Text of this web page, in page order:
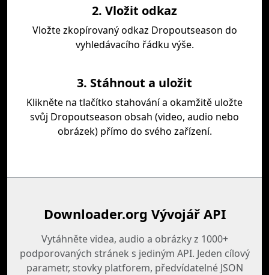
2. Vložit odkaz
Vložte zkopírovaný odkaz Dropoutseason do
vyhledávacího řádku výše.
3. Stáhnout a uložit
Klikněte na tlačítko stahování a okamžitě uložte
svůj Dropoutseason obsah (video, audio nebo
obrázek) přímo do svého zařízení.
Downloader.org Vývojář API
Vytáhněte videa, audio a obrázky z 1000+
podporovaných stránek s jediným API. Jeden cílový
parametr, stovky platforem, předvídatelné JSON